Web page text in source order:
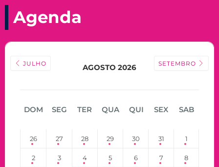
Agenda
JULHO AGOSTO 2026 SETEMBRO
DOM SEG TER QUA QUI SEX SAB
26 27 28 29 30 31 1
2 3 4 5 6 7 8